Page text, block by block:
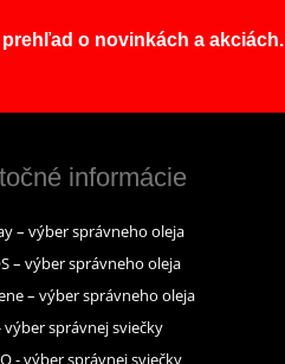
o novinkách a akciách.
informácie
– výber správneho oleja
– výber správneho oleja
– výber správneho oleja
výber správnej sviečky
- výber správnej sviečky